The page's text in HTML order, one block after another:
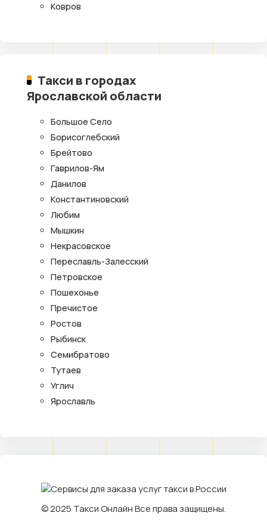
Ковров
Такси в городах
Ярославской области
Большое Село
Борисоглебский
Брейтово
Гаврилов-Ям
Данилов
Константиновский
Любим
Мышкин
Некрасовское
Переславль-Залесский
Петровское
Пошехонье
Пречистое
Ростов
Рыбинск
Семибратово
Тутаев
Углич
Ярославль
© 2025 Такси ОнлайнВсе права защищены.